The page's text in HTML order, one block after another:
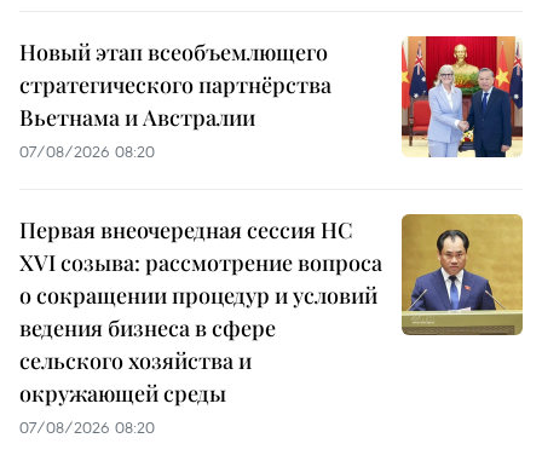
Новый этап всеобъемлющего
стратегического партнёрства
Вьетнама и Австралии
07/08/2026 08:20
Первая внеочередная сессия НС
XVI созыва: рассмотрение вопроса
о сокращении процедур и условий
ведения бизнеса в сфере
сельского хозяйства и
окружающей среды
07/08/2026 08:20